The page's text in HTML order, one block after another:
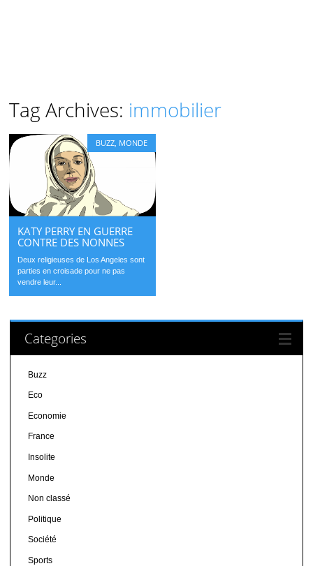
Tag Archives: immobilier
BUZZ MONDE
KATY PERRY EN GUERRE
CONTRE DES NONNES
Deux religieuses de Los Angeles sont
parties en croisade pour ne pas
vendre leur...
Categories
Buzz
Eco
Economie
France
Insolite
Monde
Non classé
Politique
Société
Sports